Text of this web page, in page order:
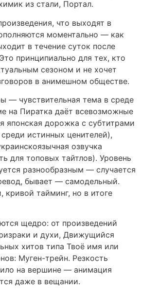
из стали, Портал.
что выходят в
моментально — как
в течение суток после
принципиально для тех, кто
сезоном и не хочет
в анимешном обществе.
— чувствительная тема в среде
на Пиратка даёт всевозможные
японская дорожка с субтитрами
истинных ценителей),
озвучка
для топовых тайтлов). Уровень
разнообразным — случается
бывает — самодельный.
кривой тайминг, но в итоге
щедро: от произведений
и духи, Движущийся
хитов типа Твоё имя или
Муген-трейн. Резкость
на вершине — анимация
даже в вещании.